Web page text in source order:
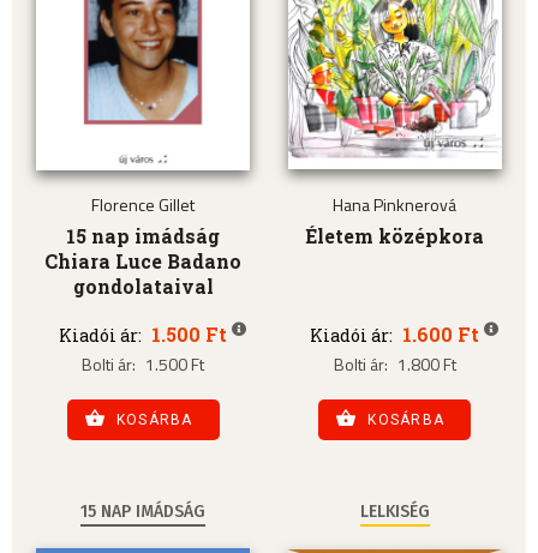
Florence Gillet
15 nap imádság
Chiara Luce Badano
gondolataival
Kiadói ár: 1.500 Ft
Bolti ár: 1.500 Ft
KOSÁRBA
Hana Pinknerová
Életem középkora
Kiadói ár: 1.600 Ft
Bolti ár: 1.800 Ft
KOSÁRBA
15 NAP IMÁDSÁG LELKISÉG